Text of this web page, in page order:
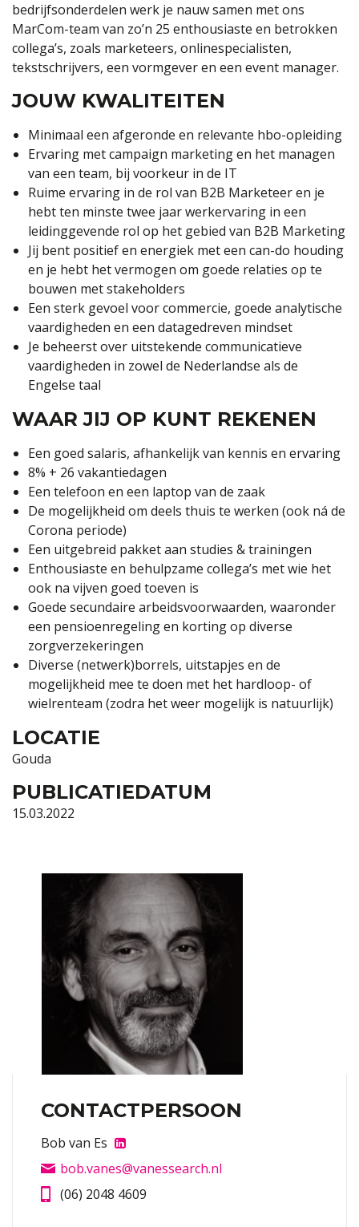
bedrijfsonderdelen werk je nauw samen met ons
MarCom-team van zo’n 25 enthousiaste en betrokken
collega’s, zoals marketeers, onlinespecialisten,
tekstschrijvers, een vormgever en een event manager.
JOUW KWALITEITEN
Minimaal een afgeronde en relevante hbo-opleiding
Ervaring met campaign marketing en het managen
van een team, bij voorkeur in de IT
Ruime ervaring in de rol van B2B Marketeer en je
hebt ten minste twee jaar werkervaring in een
leidinggevende rol op het gebied van B2B Marketing
Jij bent positief en energiek met een can-do houding
en je hebt het vermogen om goede relaties op te
bouwen met stakeholders
Een sterk gevoel voor commercie, goede analytische
vaardigheden en een datagedreven mindset
Je beheerst over uitstekende communicatieve
vaardigheden in zowel de Nederlandse als de
Engelse taal
WAAR JIJ OP KUNT REKENEN
Een goed salaris, afhankelijk van kennis en ervaring
8% + 26 vakantiedagen
Een telefoon en een laptop van de zaak
De mogelijkheid om deels thuis te werken (ook ná de
Corona periode)
Een uitgebreid pakket aan studies & trainingen
Enthousiaste en behulpzame collega’s met wie het
ook na vijven goed toeven is
Goede secundaire arbeidsvoorwaarden, waaronder
een pensioenregeling en korting op diverse
zorgverzekeringen
Diverse (netwerk)borrels, uitstapjes en de
mogelijkheid mee te doen met het hardloop- of
wielrenteam (zodra het weer mogelijk is natuurlijk)
LOCATIE
Gouda
PUBLICATIEDATUM
15.03.2022
CONTACTPERSOON
Bob van Es
bob.vanes@vanessearch.nl
(06) 2048 4609